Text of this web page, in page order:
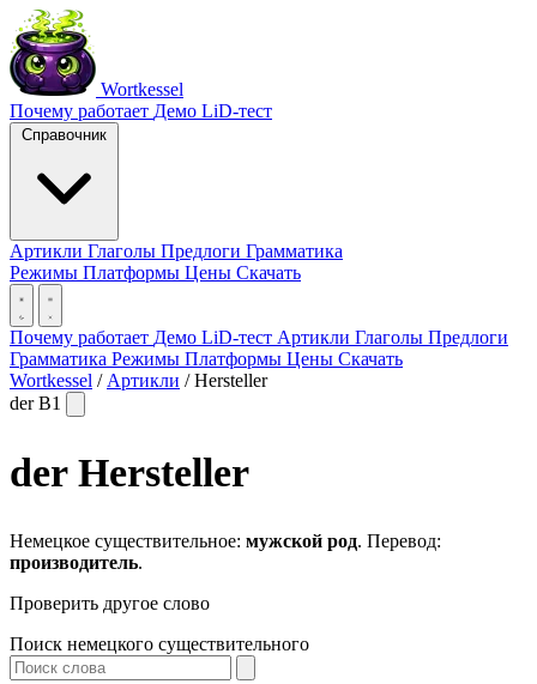
Wortkessel
Почему работает Демо LiD-тест
Справочник
Артикли Глаголы Предлоги Грамматика
Режимы Платформы Цены Скачать
Почему работает Демо LiD-тест Артикли Глаголы Предлоги
Грамматика Режимы Платформы Цены Скачать
Wortkessel / Артикли / Hersteller
derB1
derHersteller
Немецкое существительное: мужской род. Перевод:
производитель.
Проверить другое слово
Поиск немецкого существительного